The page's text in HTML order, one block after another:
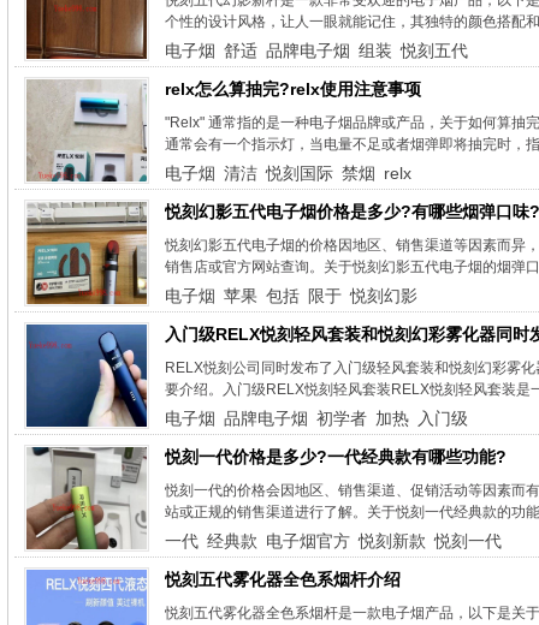
个性的设计风格，让人一眼就能记住，其独特的颜色搭
电子烟 舒适 品牌电子烟 组装 悦刻五代
relx怎么算抽完?relx使用注意事项
"Relx" 通常指的是一种电子烟品牌或产品，关于如何算抽
通常会有一个指示灯，当电量不足或者烟弹即将抽完时，
电子烟 清洁 悦刻国际 禁烟 relx
悦刻幻影五代电子烟价格是多少?有哪些烟弹口味?
悦刻幻影五代电子烟的价格因地区、销售渠道等因素而异
销售店或官方网站查询。关于悦刻幻影五代电子烟的烟
电子烟 苹果 包括 限于 悦刻幻影
入门级RELX悦刻轻风套装和悦刻幻彩雾化器同时
RELX悦刻公司同时发布了入门级轻风套装和悦刻幻彩雾
要介绍。入门级RELX悦刻轻风套装RELX悦刻轻风套装
电子烟 品牌电子烟 初学者 加热
​入门级
悦刻一代价格是多少?一代经典款有哪些功能?
悦刻一代的价格会因地区、销售渠道、促销活动等因素而
站或正规的销售渠道进行了解。关于悦刻一代经典款的
一代 经典款 电子烟官方 悦刻新款 悦刻一代
悦刻五代雾化器全色系烟杆介绍
悦刻五代雾化器全色系烟杆是一款电子烟产品，以下是关